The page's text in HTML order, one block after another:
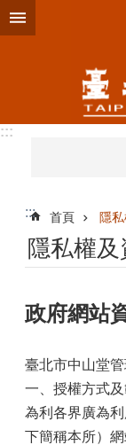
跳到主要內容區塊
:::
::: 首頁 隱
隱私權
政府網站
臺北市中山堂
一、授權方式及
為利各界廣為
下簡稱本所）